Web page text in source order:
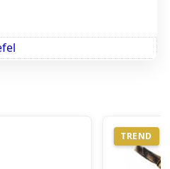
TREND